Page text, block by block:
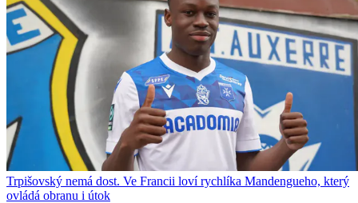
Trpišovský nemá dost. Ve Francii loví rychlíka Mandengueho, který
ovládá obranu i útok